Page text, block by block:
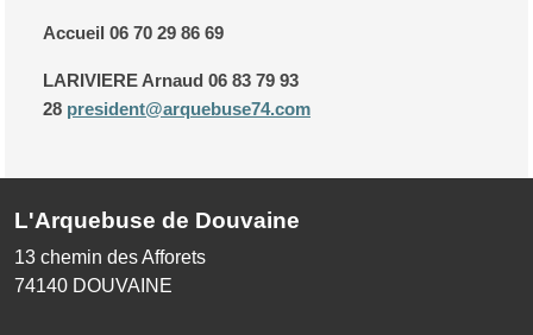
Accueil 06 70 29 86 69
LARIVIERE Arnaud 06 83 79 93
28 president@arquebuse74.com
L'Arquebuse de Douvaine
13 chemin des Afforets
74140 DOUVAINE